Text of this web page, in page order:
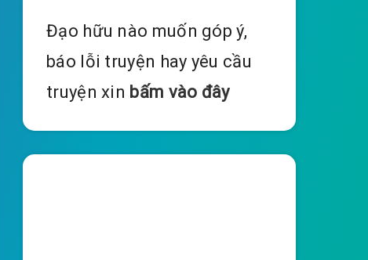
Đạo hữu nào muốn góp ý,
báo lỗi truyện hay yêu cầu
truyện xin bấm vào đây